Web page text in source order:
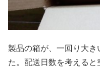
製品の箱が、一回り大き
た。配送日数を考える